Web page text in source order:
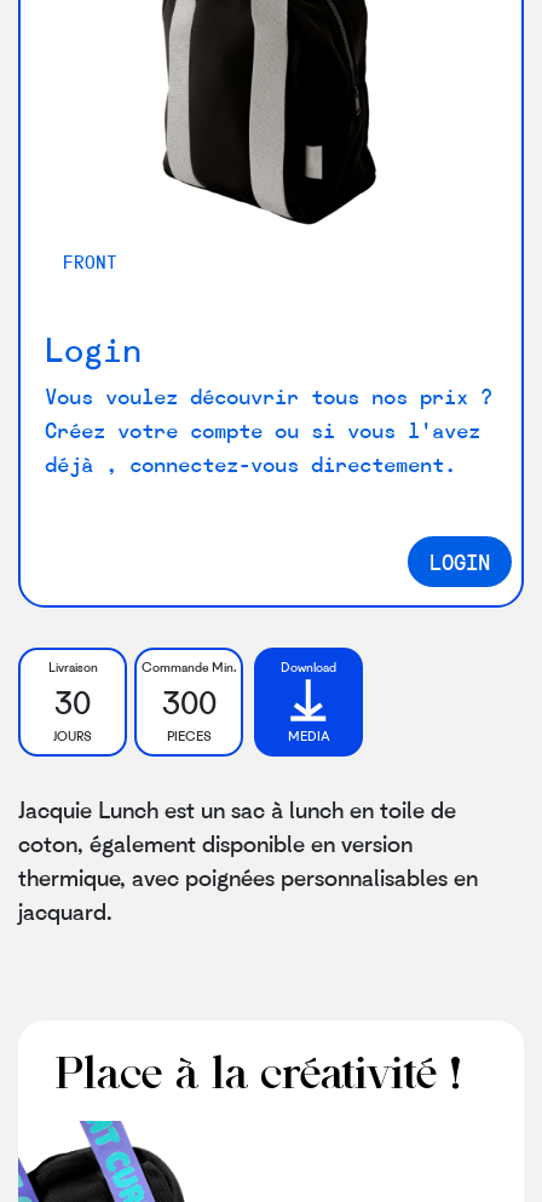
FRONT
Login
Vous voulez découvrir tous nos prix ?
Créez votre compte ou si vous l'avez
déjà , connectez-vous directement.
LOGIN
Livraison
30
JOURS
Commande Min.
300
PIECES
Download
MEDIA
Jacquie Lunch est un sac à lunch en toile de
coton, également disponible en version
thermique, avec poignées personnalisables en
jacquard.
Place à la créativité !